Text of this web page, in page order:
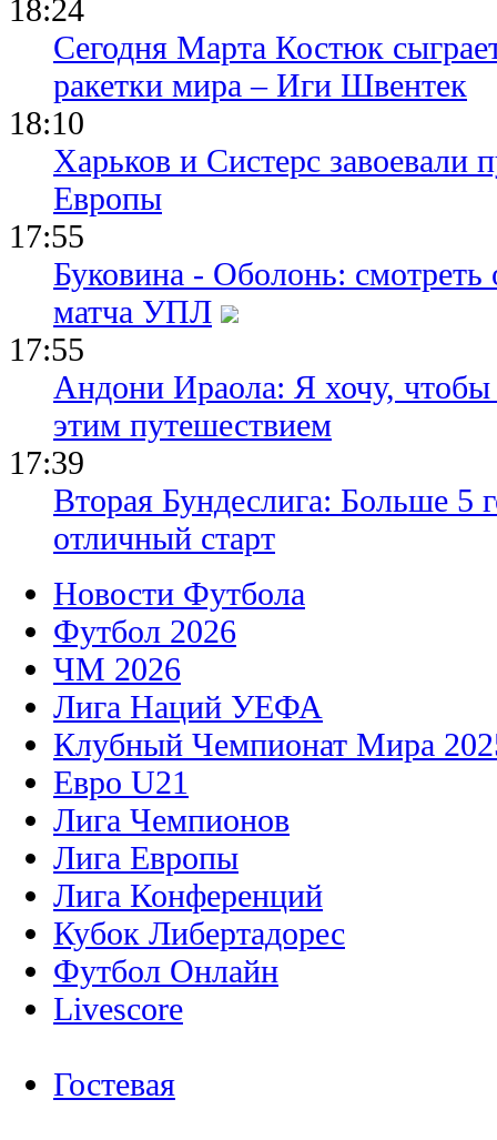
18:24
Сегодня Марта Костюк
ракетки мира – Иги Швентек
18:10
Харьков и Систерс завоевали
Европы
17:55
Буковина - Оболонь:
матча УПЛ
17:55
Андони Ираола: Я хочу, чтобы
этим путешествием
17:39
Вторая Бундеслига: Больше 5
отличный старт
Новости Футбола
Футбол 2026
ЧМ 2026
Лига Наций УЕФА
Клубный Чемпионат Мира
Евро U21
Лига Чемпионов
Лига Европы
Лига Конференций
Кубок Либертадорес
Футбол Онлайн
Livescore
Гостевая